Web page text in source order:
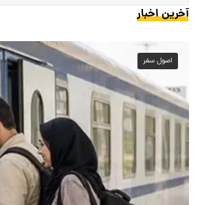
آخرین اخبار
اصول سفر